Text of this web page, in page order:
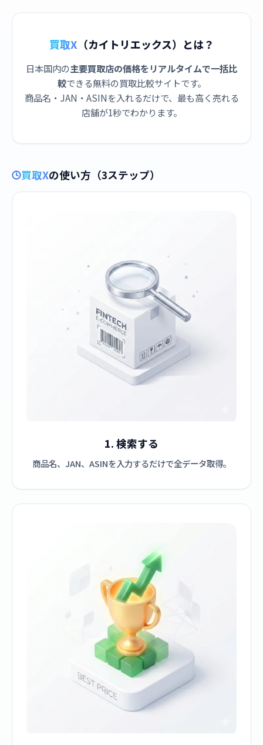
買取X （カイトリエックス）とは？
日本国内の主要買取店の価格をリアルタイムで一括比
較できる無料の買取比較サイトです。
商品名・JAN・ASINを入れるだけで、最も高く売れる
店舗が1秒でわかります。
買取Xの使い方（3ステップ）
1. 検索する
商品名、JAN、ASINを入力するだけで全データ取得。